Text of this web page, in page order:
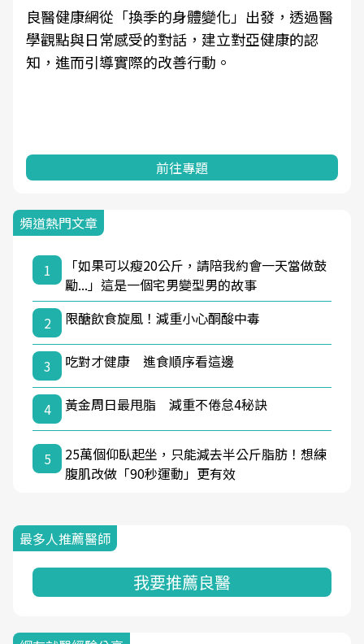
良醫健康網從「換季的身體變化」出發，透過醫
學觀點與日常感受的對話，建立對亞健康的認
知，進而引導實際的改善行動。
前往專題
頻道熱門文章
1
「如果可以瘦20公斤，請陪我約會一天當做鼓
勵...」這是一個宅男變型男的故事
2
限醣飲食旋風！減重小心酮酸中毒
3 吃對才健康 進食順序看這邊
4 黃金周日最甩脂 減重不倦怠4秘訣
5
25萬個仰臥起坐，只能減去半公斤脂肪！想練
腹肌改做「90秒運動」更有效
最多人推薦醫師
我要推薦良醫